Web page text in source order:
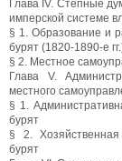
Глава IV. Степные
имперской системе
§ 1. Образование и
бурят (1820-1890-е
§ 2. Местное
Глава V.
местного
§ 1.
бурят
§ 2. Хозяйственная
бурят